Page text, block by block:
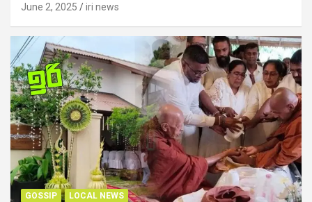
June 2, 2025 iri news
GOSSIP LOCAL NEWS